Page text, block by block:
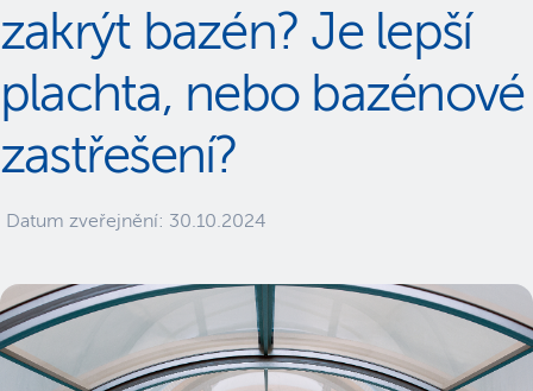
zakrýt bazén? Je lepší
plachta, nebo bazénové
zastřešení?
Datum zveřejnění: 30.10.2024